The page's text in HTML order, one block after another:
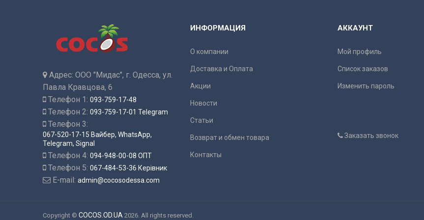
Адрес: ООО "Мидас", г. Одесса, ул.
Павла Кравцова, 6
Телефон 1: 093-759-17-48
Телефон 2: 093-759-17-01 Telegram
Телефон 3:
067-520-17-15 Вайбер, WhatsApp,
Telegram, Signal
Телефон 4: 094-948-00-08 ОПТ
Телефон 5: 067-484-53-36 Керівник
E-mail: admin@cocosodessa.com
ИНФОРМАЦИЯ
О компании
Доставка и Оплата
Акции
Новости
Статьи
Возврат и обмен товара
Контакты
АККАУНТ
Мой профиль
Список заказов
Изменить пароль
Заказать звонок
Copyright © COCOS.OD.UA 2026. All rights reserved.